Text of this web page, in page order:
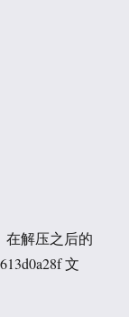
在解压之后的
文